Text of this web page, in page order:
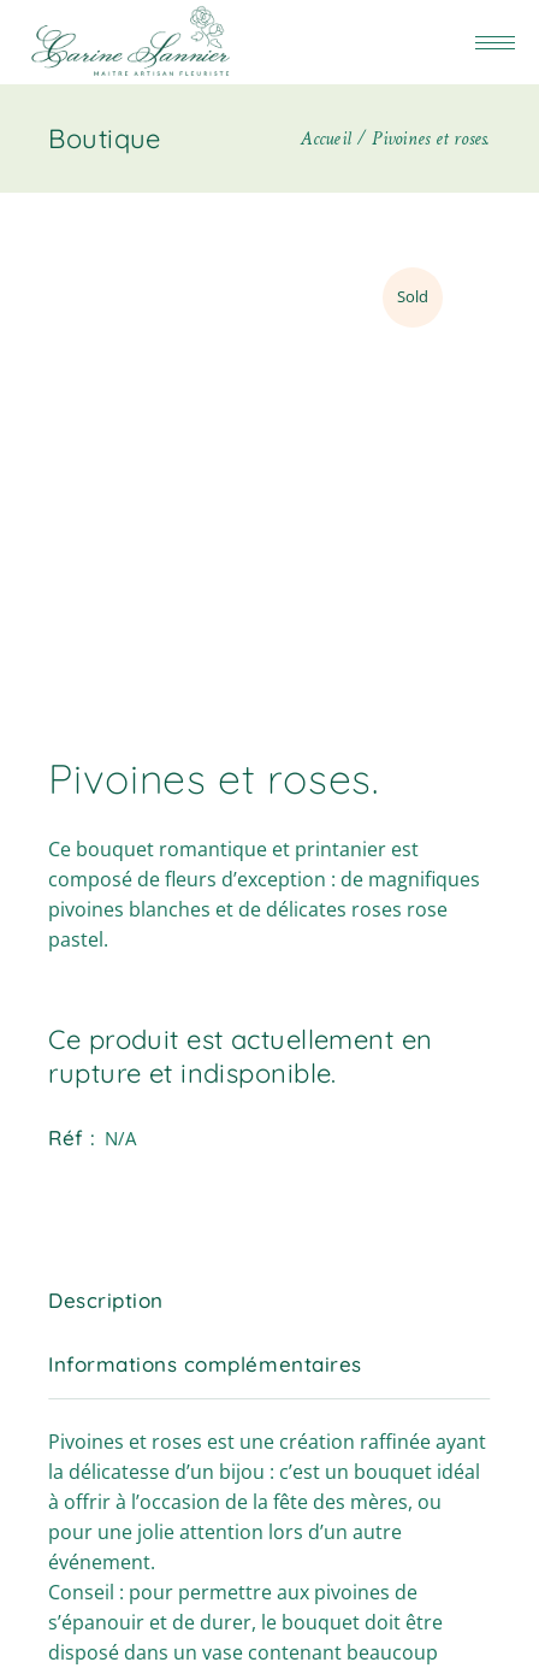
Boutique Accueil Pivoines et roses.
Sold
Pivoines et roses.
Ce bouquet romantique et printanier est
composé de fleurs d’exception : de magnifiques
pivoines blanches et de délicates roses rose
pastel.
Ce produit est actuellement en
rupture et indisponible.
Réf : N/A
Description
Informations complémentaires
Pivoines et roses est une création raffinée ayant
la délicatesse d’un bijou : c’est un bouquet idéal
à offrir à l’occasion de la fête des mères, ou
pour une jolie attention lors d’un autre
événement.
Conseil : pour permettre aux pivoines de
s’épanouir et de durer, le bouquet doit être
disposé dans un vase contenant beaucoup